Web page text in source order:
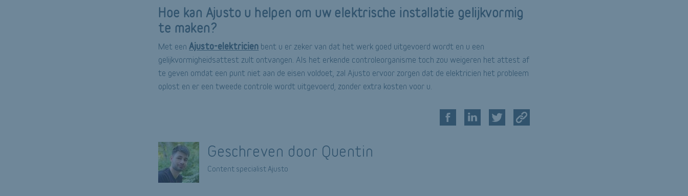
Hoe kan Ajusto u helpen om uw elektrische installatie gelijkvormig
te maken?
Met eenAjusto-elektricien bent u er zeker van dat het werk goed uitgevoerd wordt en u een
gelijkvormigheidsattest zult ontvangen. Als het erkende controleorganisme toch zou weigeren het attest af
te geven omdat een punt niet aan de eisen voldoet, zal Ajusto ervoor zorgen dat de elektricien het probleem
oplost en er een tweede controle wordt uitgevoerd, zonder extra kosten voor u.
Geschreven door Quentin
Content specialist Ajusto